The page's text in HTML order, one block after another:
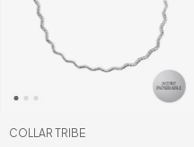
COLLAR TRIBE